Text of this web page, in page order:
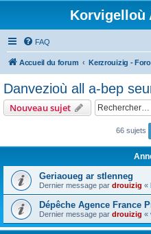
Korvigelloù
FAQ
Accueil du forum
Danvezioù all a-bep
Nouveau sujet
66 sujets
Geriaoueg ar stlenneg
Dernier message par drouizig «
Dépêche Agence France
Dernier message par drouizig «